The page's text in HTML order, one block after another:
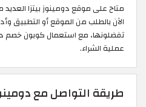
متاح على موقع دومينوز بيتزا
الآن بالطلب من الموقع أو التطبيق
تفضلونها، مع استعمال كوبون خصم
عملية الشراء.
طريقة التواصل مع